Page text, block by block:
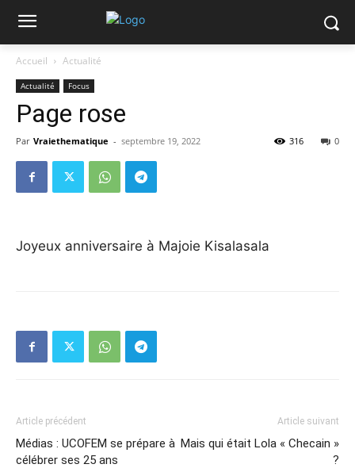
Accueil Actualité
Actualité Focus
Page rose
Par Vraiethematique - septembre 19, 2022 0
316
Joyeux anniversaire à Majoie Kisalasala
Article précédent
Médias : UCOFEM se prépare à
célébrer ses 25 ans
Article suivant
Mais qui était Lola « Checain »
?